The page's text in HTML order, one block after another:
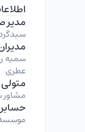
مدیر
سمیه
عطری
مشاور